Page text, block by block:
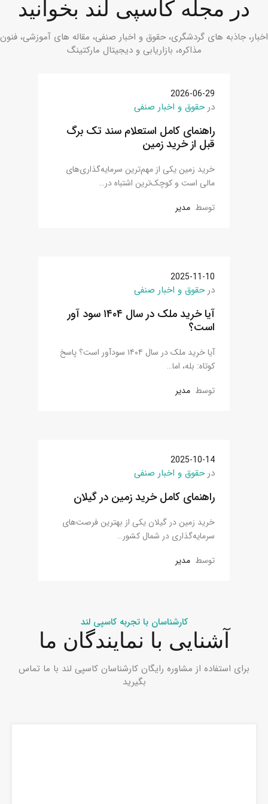
در مجله کاسپی لند بخوانید
اخبار، جاذبه های گردشگری، حقوق و اخبار صنفی، مقاله های آموزشی، فنون
مذاکره، بازاریابی و دیجیتال مارکتینگ
2026-06-29
درحقوق و اخبار صنفی
راهنمای کامل استعلام سند تک برگ
قبل از خرید زمین
خرید زمین یکی از مهم‌ترین سرمایه‌گذاری‌های
مالی است و کوچک‌ترین اشتباه در…
توسط مدیر
2025-11-10
درحقوق و اخبار صنفی
آیا خرید ملک در سال ۱۴۰۴ سود آور
است؟
آیا خرید ملک در سال ۱۴۰۴ سودآور است؟ پاسخ
کوتاه: بله، اما…
توسط مدیر
2025-10-14
درحقوق و اخبار صنفی
راهنمای کامل خرید زمین در گیلان
خرید زمین در گیلان یکی از بهترین فرصت‌های
سرمایه‌گذاری در شمال کشور…
توسط مدیر
کارشناسان با تجربه کاسپی لند
آشنایی با نمایندگان ما
برای استفاده از مشاوره رایگان کارشناسان کاسپی لند با ما تماس
بگیرید